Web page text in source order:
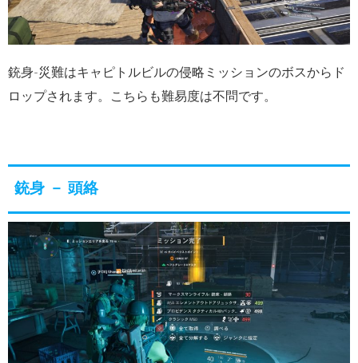
銃身-災難はキャピトルビルの侵略ミッションのボスからド
ロップされます。こちらも難易度は不問です。
銃身 － 頭絡